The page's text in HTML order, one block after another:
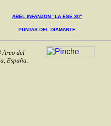
ABEL INFANZON "LA ESE 30"
PUNTAS DEL DIAMANTE
Arco del
España.